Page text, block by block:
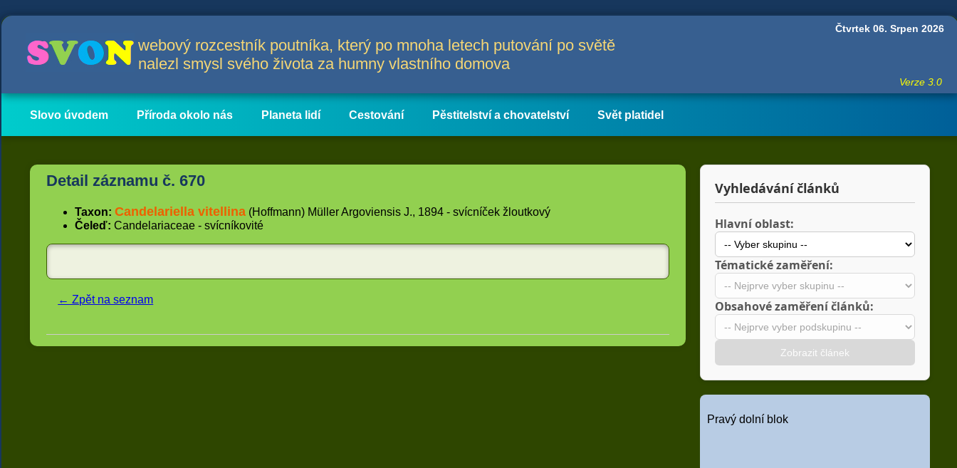
webový rozcestník poutníka, který po mnoha letech putování po světě
nalezl smysl svého života za humny vlastního domova
Čtvrtek 06. Srpen 2026
Verze 3.0
Slovo úvodem Příroda okolo nás Planeta lidí Cestování Pěstitelství a chovatelství Svět platidel
Hlavní obsah
Články
Detail záznamu č. 670
Taxon: Candelariella vitellina (Hoffmann) Müller Argoviensis J., 1894 - svícníček žloutkový
Čeleď: Candelariaceae - svícníkovité
← Zpět na seznam
Vyhledávání článků
Hlavní oblast:
Tématické zaměření:
Obsahové zaměření článků:
Zobrazit článek
Pravý dolní blok